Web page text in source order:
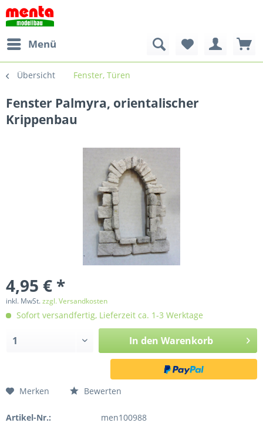
Menü
Übersicht Fenster, Türen
Fenster Palmyra, orientalischer
Krippenbau
4,95 € *
inkl. MwSt.zzgl. Versandkosten
Sofort versandfertig, Lieferzeit ca. 1-3 Werktage
In den Warenkorb
Merken Bewerten
Artikel-Nr.: men100988